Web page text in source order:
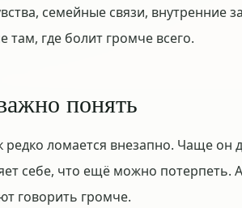
семейные связи,
там, где болит громче всего.
понять
редко ломается внезапно. Чаще он
себе, что ещё можно потерпеть.
говорить громче.